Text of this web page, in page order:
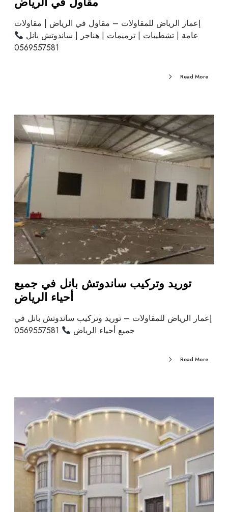
إعمار الرياض للمقاولات – مقاول في الرياض | مقاولات
عامة | تشطيبات | ترميمات | هناجر | ساندوتش بانل
0569557581
Read More
توريد وتركيب ساندوتش بانل في جميع
أحياء الرياض
إعمار الرياض للمقاولات – توريد وتركيب ساندوتش بانل في
جميع أحياء الرياض
Read More